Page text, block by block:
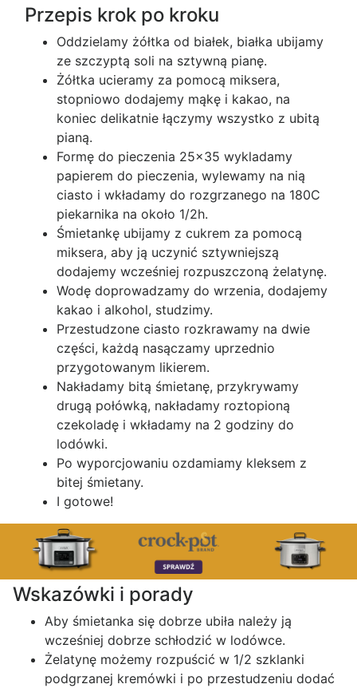
Przepis krok po kroku
Oddzielamy żółtka od białek, białka ubijamy
ze szczyptą soli na sztywną pianę.
Żółtka ucieramy za pomocą miksera,
stopniowo dodajemy mąkę i kakao, na
koniec delikatnie łączymy wszystko z ubitą
pianą.
Formę do pieczenia 25x35 wykladamy
papierem do pieczenia, wylewamy na nią
ciasto i wkładamy do rozgrzanego na 180C
piekarnika na około 1/2h.
Śmietankę ubijamy z cukrem za pomocą
miksera, aby ją uczynić sztywniejszą
dodajemy wcześniej rozpuszczoną żelatynę.
Wodę doprowadzamy do wrzenia, dodajemy
kakao i alkohol, studzimy.
Przestudzone ciasto rozkrawamy na dwie
części, każdą nasączamy uprzednio
przygotowanym likierem.
Nakładamy bitą śmietanę, przykrywamy
drugą połówką, nakładamy roztopioną
czekoladę i wkładamy na 2 godziny do
lodówki.
Po wyporcjowaniu ozdamiamy kleksem z
bitej śmietany.
I gotowe!
Wskazówki i porady
Aby śmietanka się dobrze ubiła należy ją
wcześniej dobrze schłodzić w lodówce.
Żelatynę możemy rozpuścić w 1/2 szklanki
podgrzanej kremówki i po przestudzeniu dodać